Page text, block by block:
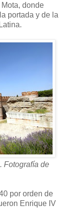
donde
portada y de la
Fotografía de
por orden de
Enrique IV